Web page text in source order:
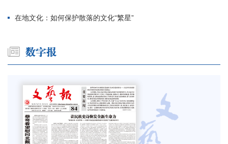
在地文化：如何保护散落的文化“繁星”